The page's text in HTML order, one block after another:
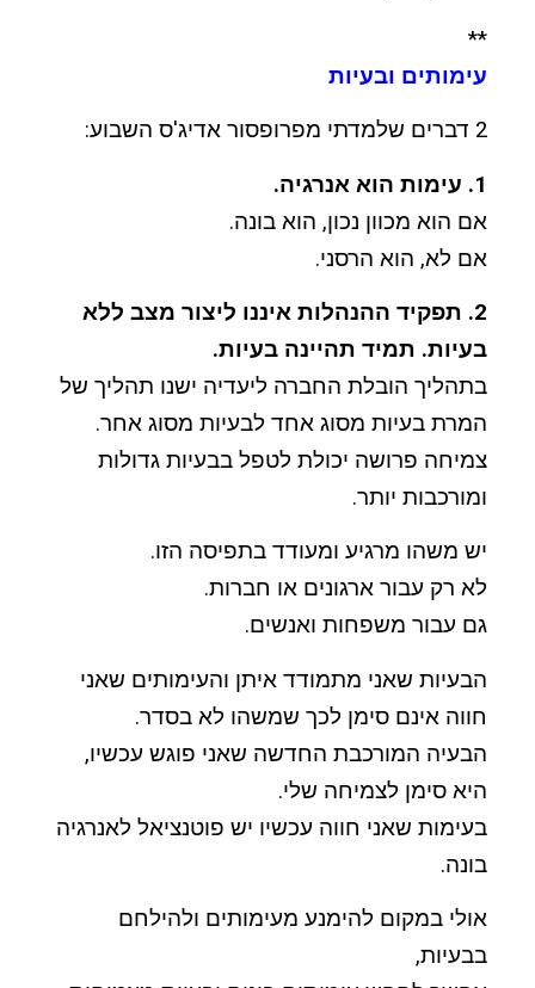
**
עימותים ובעיות
2 דברים שלמדתי מפרופסור אדיג'ס השבוע:
1. עימות הוא אנרגיה.
אם הוא מכוון נכון, הוא בונה.
אם לא, הוא הרסני.
2. תפקיד ההנהלות איננו ליצור מצב ללא
בעיות. תמיד תהיינה בעיות.
בתהליך הובלת החברה ליעדיה ישנו תהליך של
המרת בעיות מסוג אחד לבעיות מסוג אחר.
צמיחה פרושה יכולת לטפל בבעיות גדולות
ומורכבות יותר.
יש משהו מרגיע ומעודד בתפיסה הזו.
לא רק עבור ארגונים או חברות.
גם עבור משפחות ואנשים.
הבעיות שאני מתמודד איתן והעימותים שאני
חווה אינם סימן לכך שמשהו לא בסדר.
הבעיה המורכבת החדשה שאני פוגש עכשיו,
היא סימן לצמיחה שלי.
בעימות שאני חווה עכשיו יש פוטנציאל לאנרגיה
בונה.
אולי במקום להימנע מעימותים ולהילחם
בבעיות,